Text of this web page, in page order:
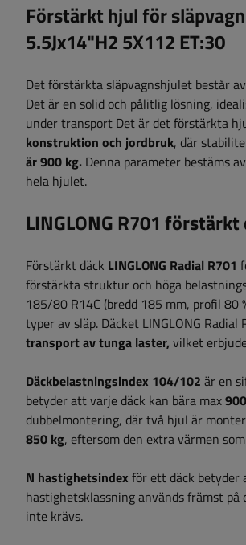
Förstärkt hjul för släpvagn
5.5Jx14"H2 5X112 ET:30
Det förstärkta släpvagnshjulet består
Det är en solid och pålitlig lösning,
under transport Det är det förstärkta
konstruktion och jordbruk, där
är900 kg. Denna parameter bestäms
hela hjulet.
LINGLONG R701
Förstärkt däck LINGLONG Radial R701
förstärkta struktur och höga
185/80 R14C (bredd 185 mm, profil
typer av släp. Däcket LINGLONG
transport av tunga laster,vilket
Däckbelastningsindex 104/102 är en
betyder att varje däck kan bära max
dubbelmontering, där två hjul är
850 kg, eftersom den extra värmen
N hastighetsindex för ett däck betyder
hastighetsklassning används främst
inte krävs.